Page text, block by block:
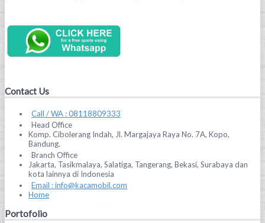
Contact Us
Call / WA : 08118809333
Head Office
Komp. Cibolerang Indah, Jl. Margajaya Raya No. 7A, Kopo,
Bandung.
Branch Office
Jakarta, Tasikmalaya, Salatiga, Tangerang, Bekasi, Surabaya dan
kota lainnya di Indonesia
Email : info@kacamobil.com
Home
Portofolio